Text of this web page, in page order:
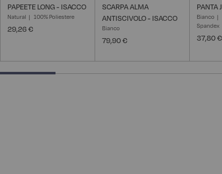
PAPEETE LONG - ISACCO
Natural 100% Poliestere
29,26 €
SCARPA ALMA
ANTISCIVOLO - ISACCO
Bianco
79,90 €
PANTA
Bianco
Spandex
37,80 €
25% completed